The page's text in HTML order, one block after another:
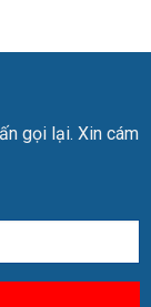
gọi lại. Xin cám